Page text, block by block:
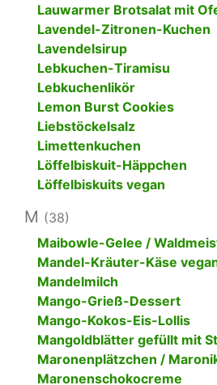
Lauwarmer Brotsalat mit
Lavendel-Zitronen-Kuchen
Lavendelsirup
Lebkuchen-Tiramisu
Lebkuchenlikör
Lemon Burst Cookies
Liebstöckelsalz
Limettenkuchen
Löffelbiskuit-Häppchen
Löffelbiskuits vegan
M (38)
Maibowle-Gelee /
Mandel-Kräuter-Käse
Mandelmilch
Mango-Grieß-Dessert
Mango-Kokos-Eis-Lollis
Mangoldblätter gefüllt mit
Maronenplätzchen /
Maronenschokocreme